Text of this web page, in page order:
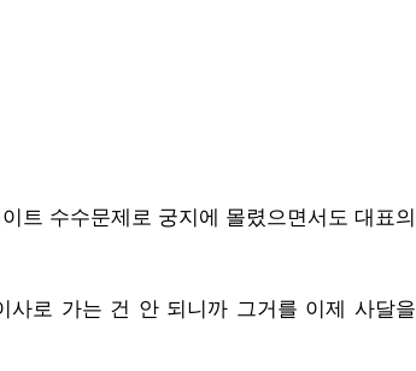
트 수수문제로 궁지에 몰렸으면서도 대표의
로 가는 건 안 되니까 그거를 이제 사달을